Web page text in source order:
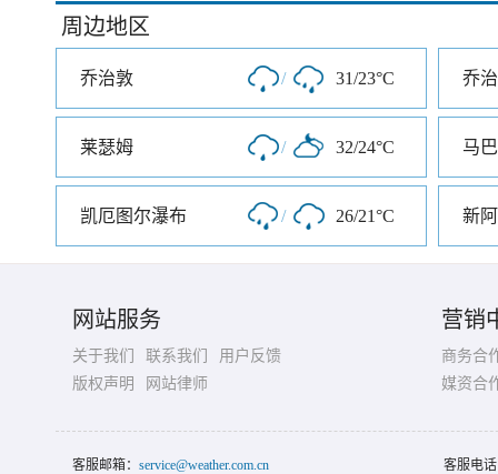
周边地区
乔治敦 / 31/23°C 乔
莱瑟姆 / 32/24°C 马
凯厄图尔瀑布 / 26/21°C 新
网站服务
关于我们 联系我们
用户反馈
版权声明
网站律师
营销
商务合
媒资合
客服邮箱： service@weather.com.cn 客服电